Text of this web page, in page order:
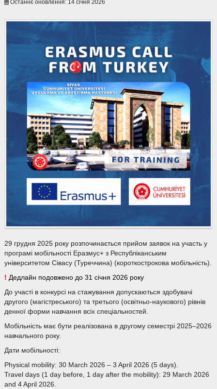
Останнє оновлення: 14 січня 2026
29 грудня 2025 року розпочинається прийом заявок на участь у
програмі мобільності Еразмус+ з Республіканським
університетом Сівасу (Туреччина) (короткострокова мобільність).
! Дедлайн подовжено до 31 січня 2026 року
До участі в конкурсі на стажування допускаються здобувачі
другого (магістреського) та третього (освітньо-наукового) рівнів
денної форми навчання всіх спеціальностей.
Мобільність має бути реалізована в другому семестрі 2025–2026
навчального року.
Дати мобільності:
Physical mobility: 30 March 2026 – 3 April 2026 (5 days).
Travel days (1 day before, 1 day after the mobility): 29 March 2026
and 4 April 2026.